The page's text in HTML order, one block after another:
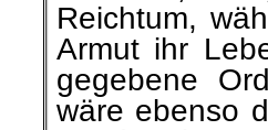
Reichtum,
Armut ihr
gegebene
wäre ebenso